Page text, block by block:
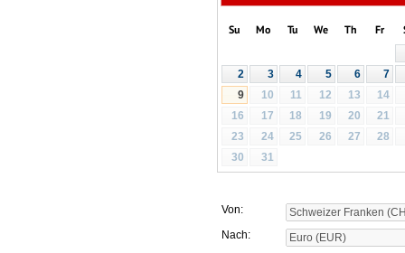
Su Mo Tu We Th Fr
2 3 4 5 6
7
9
10 11 12 13
14
16
17 18 19 20
21
23
24 25 26 27
28
30
31
Von:
Nach: